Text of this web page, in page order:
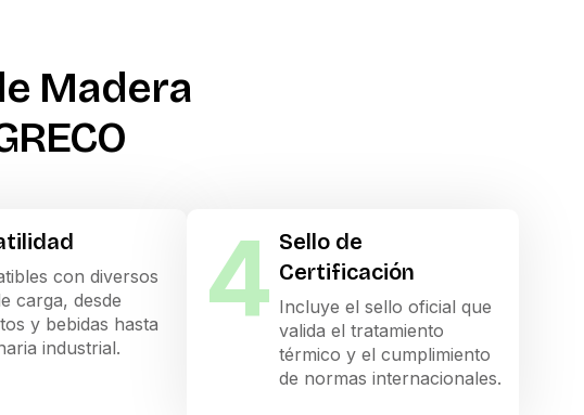
Madera
con diversos
carga, desde
y bebidas hasta
industrial.
4 Sello de
Certificación
Incluye el sello oficial que
valida el tratamiento
térmico y el cumplimiento
de normas internacionales.